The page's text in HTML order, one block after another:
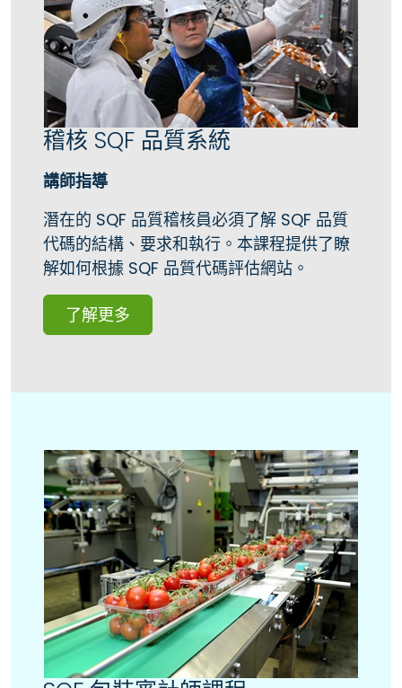
稽核 SQF 品質系統
講師指導
潛在的 SQF 品質稽核員必須了解 SQF 品質
代碼的結構、要求和執行。本課程提供了瞭
解如何根據 SQF 品質代碼評估網站。
了解更多